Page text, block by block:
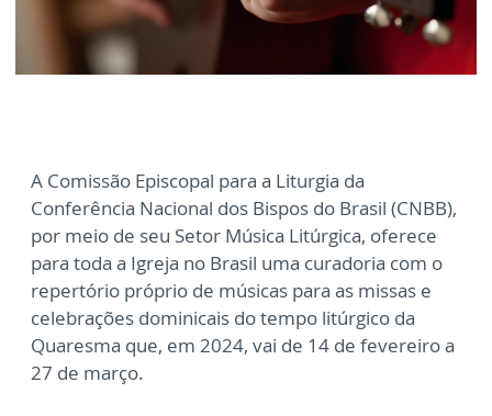
A Comissão Episcopal para a Liturgia da
Conferência Nacional dos Bispos do Brasil (CNBB),
por meio de seu Setor Música Litúrgica, oferece
para toda a Igreja no Brasil uma curadoria com o
repertório próprio de músicas para as missas e
celebrações dominicais do tempo litúrgico da
Quaresma que, em 2024, vai de 14 de fevereiro a
27 de março.